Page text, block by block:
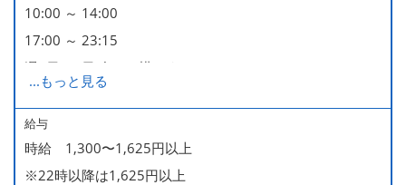
10:00 ～ 14:00
17:00 ～ 23:15
週2日・1日4h～で構いません。
■時短勤務制度あり
...もっと見る
給与
時給 1,300〜1,625円以上
※22時以降は1,625円以上